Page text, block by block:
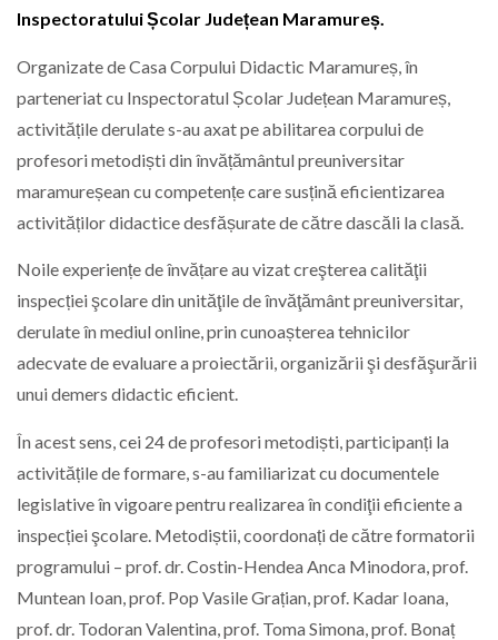
Inspectoratului Școlar Județean Maramureș.
Organizate de Casa Corpului Didactic Maramureș, în
parteneriat cu Inspectoratul Școlar Județean Maramureș,
activitățile derulate s-au axat pe abilitarea corpului de
profesori metodiști din învățământul preuniversitar
maramureșean cu competențe care susțină eficientizarea
activităților didactice desfășurate de către dascăli la clasă.
Noile experiențe de învățare au vizat creşterea calităţii
inspecției şcolare din unităţile de învăţământ preuniversitar,
derulate în mediul online, prin cunoașterea tehnicilor
adecvate de evaluare a proiectării, organizării şi desfăşurării
unui demers didactic eficient.
În acest sens, cei 24 de profesori metodiști, participanți la
activitățile de formare, s-au familiarizat cu documentele
legislative în vigoare pentru realizarea în condiţii eficiente a
inspecției şcolare. Metodiștii, coordonați de către formatorii
programului – prof. dr. Costin-Hendea Anca Minodora, prof.
Muntean Ioan, prof. Pop Vasile Grațian, prof. Kadar Ioana,
prof. dr. Todoran Valentina, prof. Toma Simona, prof. Bonaț